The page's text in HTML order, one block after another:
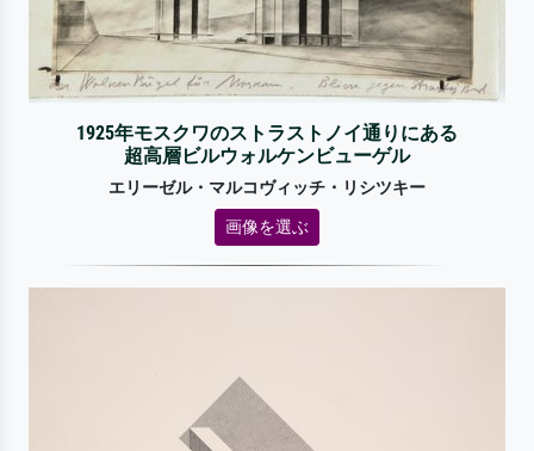
1925年モスクワのストラストノイ通りにある
超高層ビルウォルケンビューゲル
エリーゼル・マルコヴィッチ・リシツキー
画像を選ぶ